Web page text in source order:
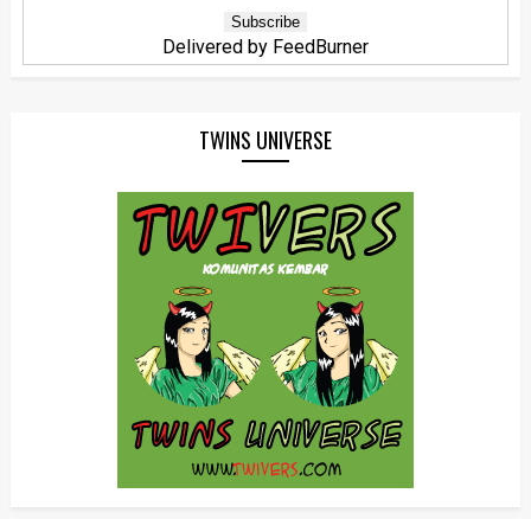
Delivered by FeedBurner
TWINS UNIVERSE